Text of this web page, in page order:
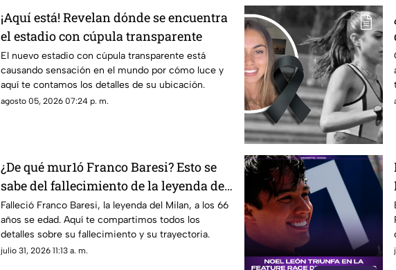
¡Aquí está! Revelan dónde se encuentra
el estadio con cúpula transparente
El nuevo estadio con cúpula transparente está
causando sensación en el mundo por cómo luce y
aquí te contamos los detalles de su ubicación.
agosto 05, 2026 07:24 p. m.
¿De qué mur1ó Franco Baresi? Esto se
sabe del fallecimiento de la leyenda del
Milan a los 66 años de edad
Falleció Franco Baresi, la leyenda del Milan, a los 66
años se edad. Aquí te compartimos todos los
detalles sobre su fallecimiento y su trayectoria.
julio 31, 2026 11:13 a. m.